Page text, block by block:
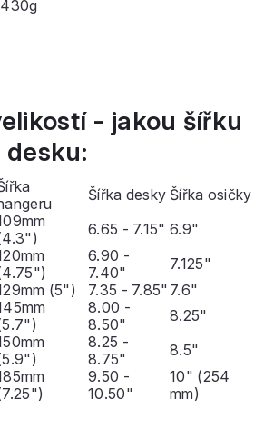
- jakou šířku
Šířka desky Šířka osičky
6.65 - 7.15" 6.9"
6.90 -
7.40"
7.125"
(5") 7.35 - 7.85" 7.6"
8.00 -
8.50"
8.25"
8.25 -
8.75"
8.5"
9.50 -
10.50"
10" (254
mm)